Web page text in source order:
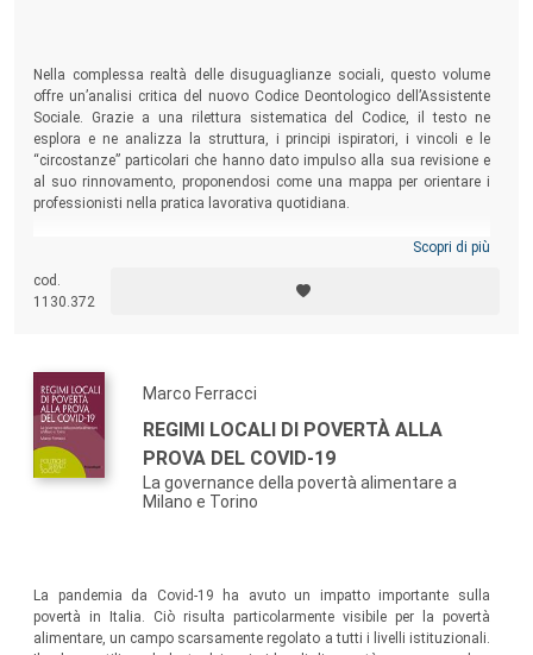
Nella complessa realtà delle disuguaglianze sociali, questo volume
offre un’analisi critica del nuovo Codice Deontologico dell’Assistente
Sociale. Grazie a una rilettura sistematica del Codice, il testo ne
esplora e ne analizza la struttura, i principi ispiratori, i vincoli e le
“circostanze” particolari che hanno dato impulso alla sua revisione e
al suo rinnovamento, proponendosi come una mappa per orientare i
professionisti nella pratica lavorativa quotidiana.
Scopri di più
cod.
1130.372
Marco Ferracci
REGIMI LOCALI DI POVERTÀ ALLA
PROVA DEL COVID-19
La governance della povertà alimentare a
Milano e Torino
La pandemia da Covid-19 ha avuto un impatto importante sulla
povertà in Italia. Ciò risulta particolarmente visibile per la povertà
alimentare, un campo scarsamente regolato a tutti i livelli istituzionali.